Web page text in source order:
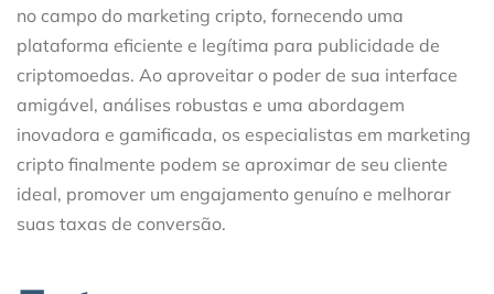
no campo do marketing cripto, fornecendo uma
plataforma eficiente e legítima para publicidade de
criptomoedas. Ao aproveitar o poder de sua interface
amigável, análises robustas e uma abordagem
inovadora e gamificada, os especialistas em marketing
cripto finalmente podem se aproximar de seu cliente
ideal, promover um engajamento genuíno e melhorar
suas taxas de conversão.